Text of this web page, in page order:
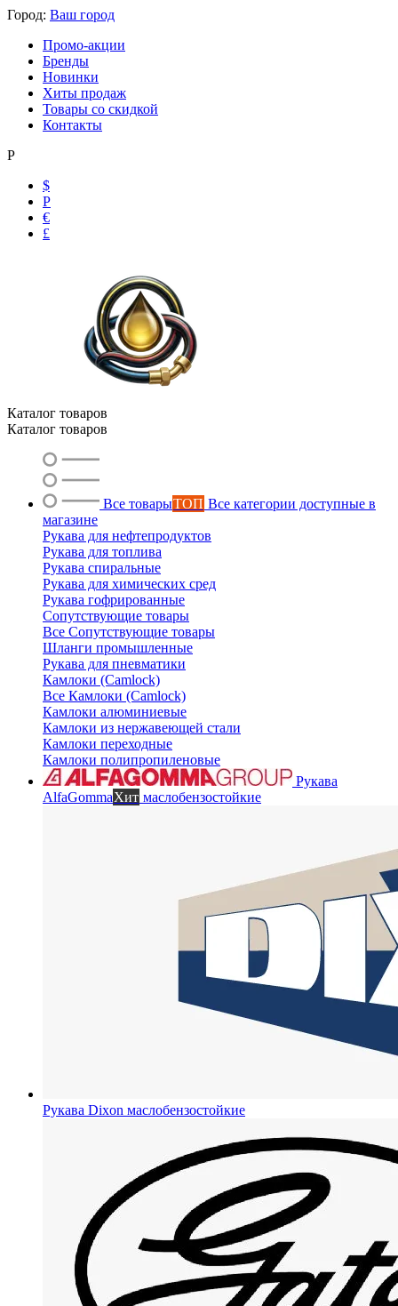
Город: Ваш город
Промо-акции
Бренды
Новинки
Хиты продаж
Товары со скидкой
Контакты
Р
$
Р
€
£
Каталог товаров
Каталог товаров
Все товарыТОП Все категории доступные в
магазине
Рукава для нефтепродуктов
Рукава для топлива
Рукава спиральные
Рукава для химических сред
Рукава гофрированные
Сопутствующие товары
Все Сопутствующие товары
Шланги промышленные
Рукава для пневматики
Камлоки (Camlock)
Все Камлоки (Camlock)
Камлоки алюминиевые
Камлоки из нержавеющей стали
Камлоки переходные
Камлоки полипропиленовые
Рукава
AlfaGommaХит маслобензостойкие
Рукава Dixon маслобензостойкие
Ольга
Маслобензостойкие рукава